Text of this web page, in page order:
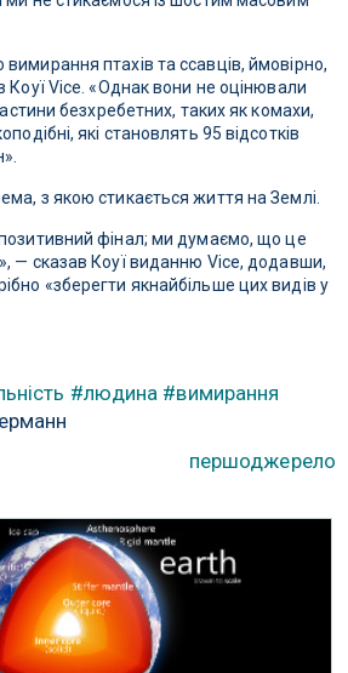
птахів та ссавців, ймовірно,
Коуї Vice. «Однак вони не оцінювали
безхребетних, таких як комахи,
які становлять 95 відсотків
з якою стикається життя на Землі.
фінал; ми думаємо, що це
— сказав Коуї виданню Vice, додавши,
«зберегти якнайбільше цих видів у
#людина #вимирання
першоджерело